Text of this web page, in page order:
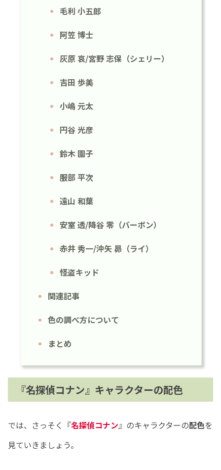
毛利 小五郎
阿笠 博士
灰原 哀/宮野 志保（シェリー）
吉田 歩美
小嶋 元太
円谷 光彦
鈴木 園子
服部 平次
遠山 和葉
安室 透/降谷 零（バーボン）
赤井 秀一/沖矢 昴（ライ）
怪盗キッド
関連記事
色の調べ方について
まとめ
『名探偵コナン』キャラクターの配色
では、さっそく『名探偵コナン』のキャラクターの配色を
見ていきましょう。